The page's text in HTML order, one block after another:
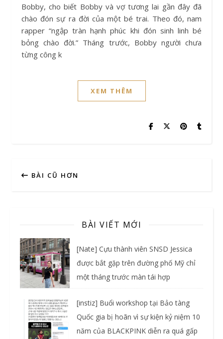
Bobby, cho biết Bobby và vợ tương lai gần đây đã
chào đón sự ra đời của một bé trai. Theo đó, nam
rapper “ngập tràn hạnh phúc khi đón sinh linh bé
bỏng chào đời.” Tháng trước, Bobby người chưa
từng công k
XEM THÊM
BÀI CŨ HƠN
BÀI VIẾT MỚI
[Nate] Cựu thành viên SNSD Jessica
được bắt gặp trên đường phố Mỹ chỉ
một tháng trước màn tái hợp
[instiz] Buổi workshop tại Bảo tàng
Quốc gia bị hoãn vì sự kiện kỷ niệm 10
năm của BLACKPINK diễn ra quá gấp